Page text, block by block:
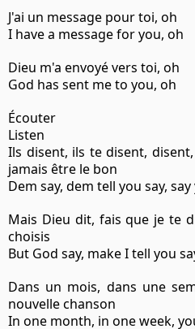
J'ai un message pour toi, oh
I have a message for you, oh
Dieu m'a envoyé vers toi, oh
God has sent me to you, oh
Écouter
Listen
Ils disent, ils te disent,
jamais être le bon
Dem say, dem tell you say,
Mais Dieu dit, fais que je te
choisis
But God say, make I tell you
Dans un mois, dans une
nouvelle chanson
In one month, in one week,